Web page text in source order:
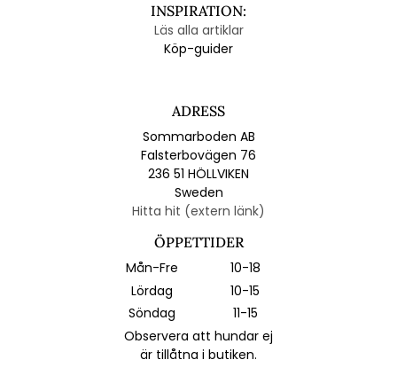
INSPIRATION:
Läs alla artiklar
Köp-guider
ADRESS
Sommarboden AB
Falsterbovägen 76
236 51 HÖLLVIKEN
Sweden
Hitta hit (extern länk)
ÖPPETTIDER
Mån-Fre
10-18
Lördag
10-15
Söndag
11-15
Observera att hundar ej
är tillåtna i butiken.